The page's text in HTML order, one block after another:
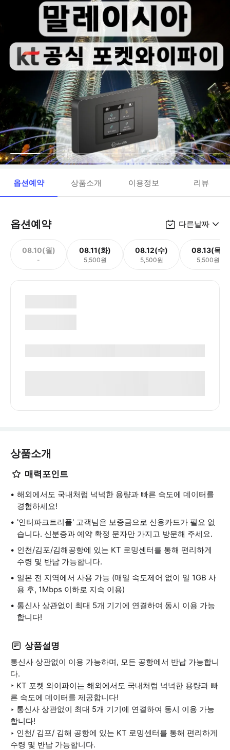
옵션예약 상품소개 이용정보 리뷰
옵션예약 다른날짜
08.10(월)
-
08.11(화)
5,500원
08.12(수)
5,500원
08.13(목)
5,500원
상품소개
매력포인트
해외에서도 국내처럼 넉넉한 용량과 빠른 속도에 데이터를
경험하세요!
'인터파크트리플' 고객님은 보증금으로 신용카드가 필요 없
습니다. 신분증과 예약 확정 문자만 가지고 방문해 주세요.
인천/김포/김해공항에 있는 KT 로밍센터를 통해 편리하게
수령 및 반납 가능합니다.
일본 전 지역에서 사용 가능 (매일 속도제어 없이 일 1GB 사
용 후, 1Mbps 이하로 지속 이용)
통신사 상관없이 최대 5개 기기에 연결하여 동시 이용 가능
합니다!
상품설명
통신사 상관없이 이용 가능하며, 모든 공항에서 반납 가능합니
다.
‣ KT 포켓 와이파이는 해외에서도 국내처럼 넉넉한 용량과 빠
른 속도에 데이터를 제공합니다!
‣ 통신사 상관없이 최대 5개 기기에 연결하여 동시 이용 가능
합니다!
‣ 인천/ 김포/ 김해 공항에 있는 KT 로밍센터를 통해 편리하게
수령 및 반납 가능합니다.